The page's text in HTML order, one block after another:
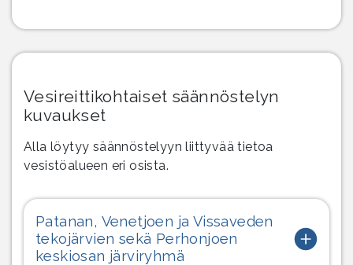
Vesireittikohtaiset säännöstelyn
kuvaukset
Alla löytyy säännöstelyyn liittyvää tietoa
vesistöalueen eri osista.
Patanan, Venetjoen ja Vissaveden
tekojärvien sekä Perhonjoen
keskiosan järviryhmä